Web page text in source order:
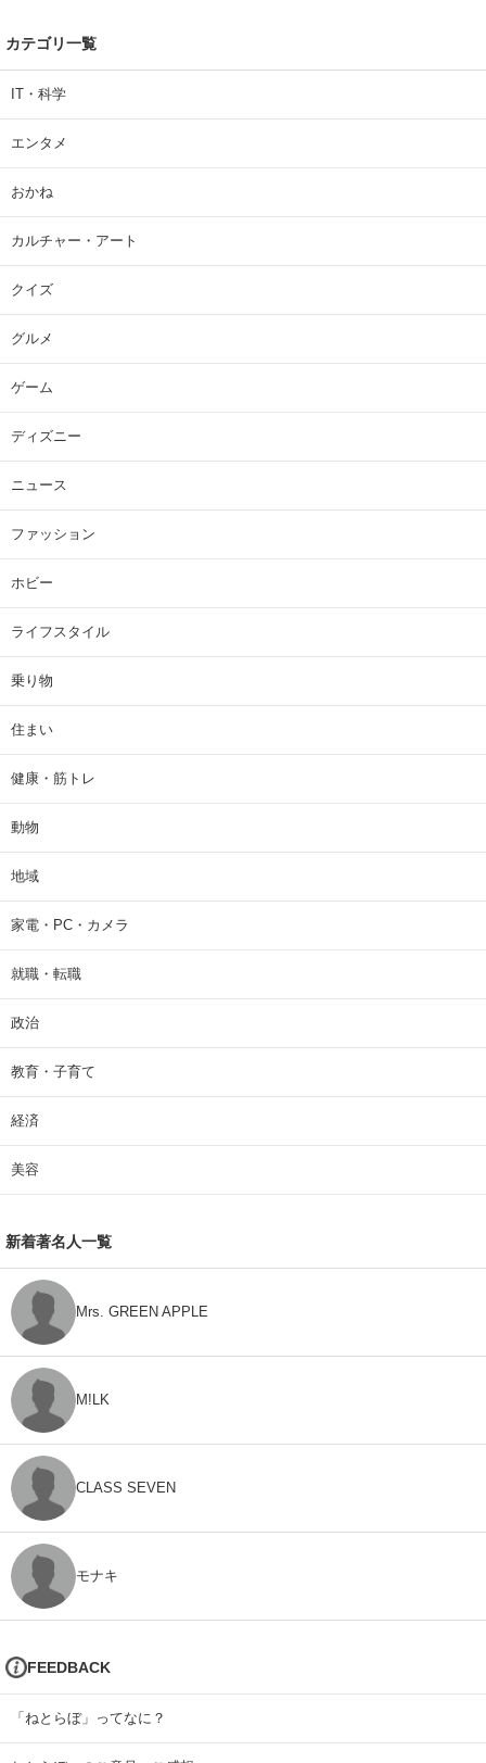
カテゴリ一覧
IT・科学
エンタメ
おかね
カルチャー・アート
クイズ
グルメ
ゲーム
ディズニー
ニュース
ファッション
ホビー
ライフスタイル
乗り物
住まい
健康・筋トレ
動物
地域
家電・PC・カメラ
就職・転職
政治
教育・子育て
経済
美容
新着著名人一覧
Mrs. GREEN APPLE
M!LK
CLASS SEVEN
モナキ
FEEDBACK
「ねとらぼ」ってなに？